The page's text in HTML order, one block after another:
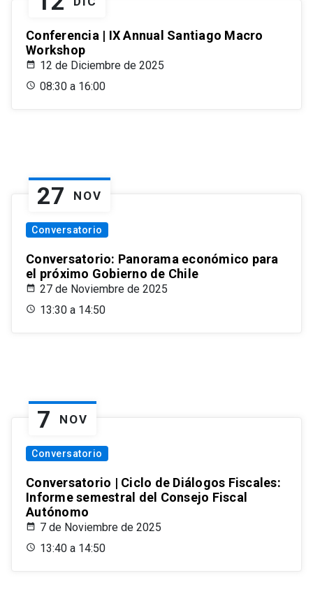
Conferencia | IX Annual Santiago Macro
Workshop
12 de Diciembre de 2025
08:30 a 16:00
27 NOV
Conversatorio
Conversatorio: Panorama económico para
el próximo Gobierno de Chile
27 de Noviembre de 2025
13:30 a 14:50
7 NOV
Conversatorio
Conversatorio | Ciclo de Diálogos Fiscales:
Informe semestral del Consejo Fiscal
Autónomo
7 de Noviembre de 2025
13:40 a 14:50